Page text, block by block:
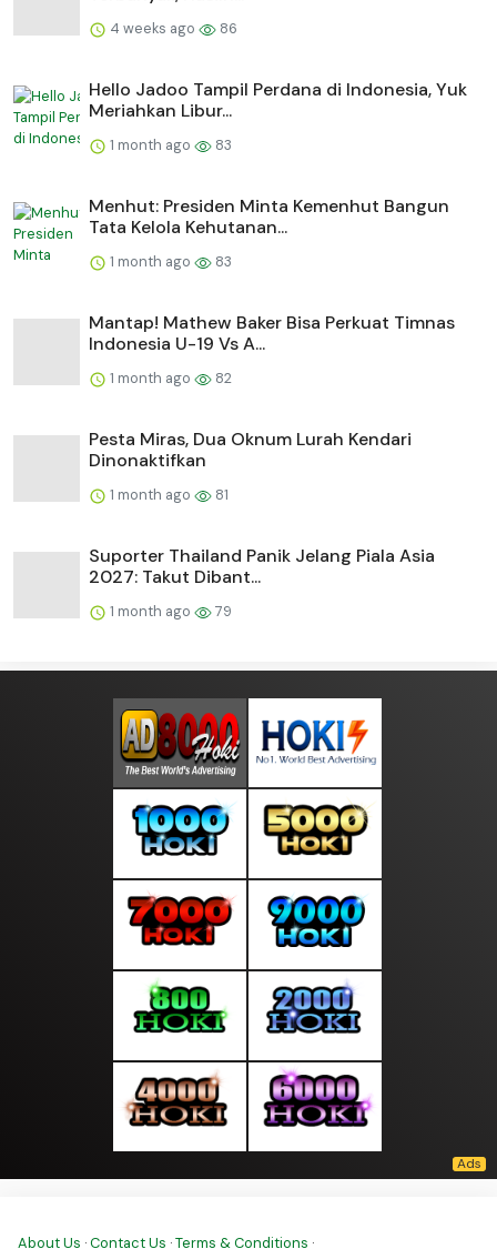
4 weeks ago 86
Hello Jadoo Tampil Perdana di Indonesia, Yuk
Meriahkan Libur...
1 month ago 83
Menhut: Presiden Minta Kemenhut Bangun
Tata Kelola Kehutanan...
1 month ago 83
Mantap! Mathew Baker Bisa Perkuat Timnas
Indonesia U-19 Vs A...
1 month ago 82
Pesta Miras, Dua Oknum Lurah Kendari
Dinonaktifkan
1 month ago 81
Suporter Thailand Panik Jelang Piala Asia
2027: Takut Dibant...
1 month ago 79
About Us ·Contact Us ·Terms & Conditions ·